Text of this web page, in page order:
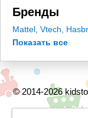
Бренды
Mattel Vtech
Показать все
© 2014-2026